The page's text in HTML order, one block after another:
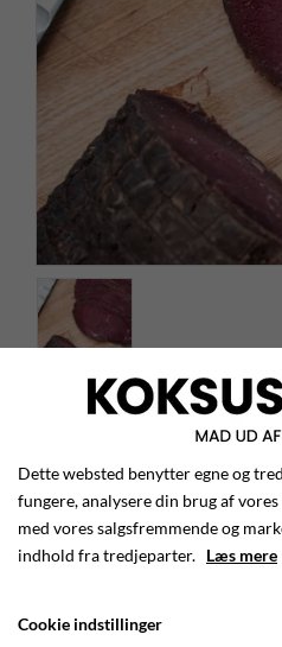
Koldrøget
Koldrøget vestjysk
pakker med 200 gram.
Dette websted benytter egne og
fungere, analysere din brug af
med vores salgsfremmende og
indhold fra tredjeparter. Læs mere
Cookie indstillinger